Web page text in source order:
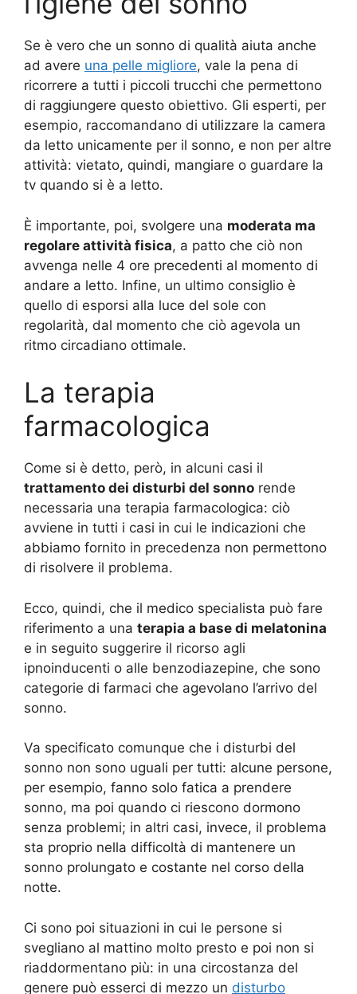
Se è vero che un sonno di qualità aiuta anche
ad avere una pelle migliore, vale la pena di
ricorrere a tutti i piccoli trucchi che permettono
di raggiungere questo obiettivo. Gli esperti, per
esempio, raccomandano di utilizzare la camera
da letto unicamente per il sonno, e non per altre
attività: vietato, quindi, mangiare o guardare la
tv quando si è a letto.
È importante, poi, svolgere una moderata ma
regolare attività fisica, a patto che ciò non
avvenga nelle 4 ore precedenti al momento di
andare a letto. Infine, un ultimo consiglio è
quello di esporsi alla luce del sole con
regolarità, dal momento che ciò agevola un
ritmo circadiano ottimale.
La terapia
farmacologica
Come si è detto, però, in alcuni casi il
trattamento dei disturbi del sonno rende
necessaria una terapia farmacologica: ciò
avviene in tutti i casi in cui le indicazioni che
abbiamo fornito in precedenza non permettono
di risolvere il problema.
Ecco, quindi, che il medico specialista può fare
riferimento a una terapia a base di melatonina
e in seguito suggerire il ricorso agli
ipnoinducenti o alle benzodiazepine, che sono
categorie di farmaci che agevolano l’arrivo del
sonno.
Va specificato comunque che i disturbi del
sonno non sono uguali per tutti: alcune persone,
per esempio, fanno solo fatica a prendere
sonno, ma poi quando ci riescono dormono
senza problemi; in altri casi, invece, il problema
sta proprio nella difficoltà di mantenere un
sonno prolungato e costante nel corso della
notte.
Ci sono poi situazioni in cui le persone si
svegliano al mattino molto presto e poi non si
riaddormentano più: in una circostanza del
genere può esserci di mezzo un disturbo